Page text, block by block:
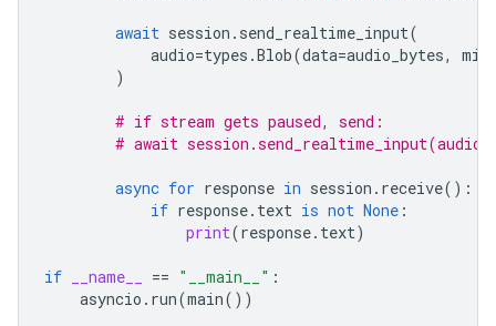
await session . send_realtime_input(
audio=types .Blob(data=audio_bytes,
)
# if stream gets paused, send:
# await
async for response in session . receive():
if response. text is not None :
print(response. text)
if __name__ == "__main__" :
asyncio . run(main())